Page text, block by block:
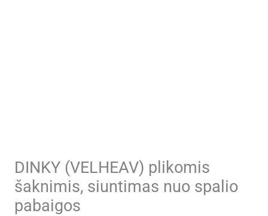
DINKY (VELHEAV) plikomis
šaknimis, siuntimas nuo spalio
pabaigos